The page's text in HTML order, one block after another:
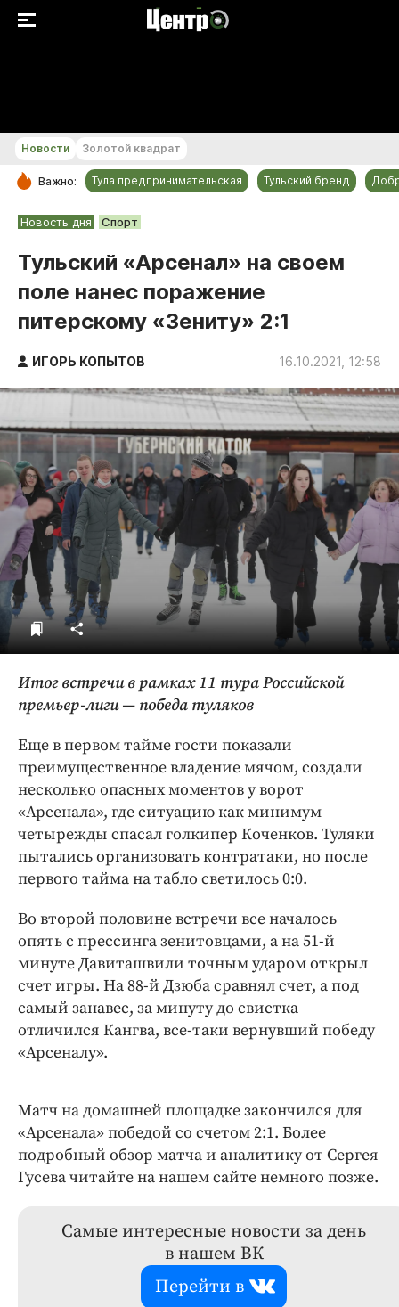
РУБРИКИ
Общество
Происшествия
Спорт
Тульский бренд
Тула предпринимательская
ДоброЦентр
Голодный шпион
Новости Золотой квадрат
Важно: Тула предпринимательская Тульский бренд
Новость дня Спорт
Тульский «Арсенал» на своем
поле нанес поражение
питерскому «Зениту» 2:1
ИГОРЬ КОПЫТОВ 16.10.2021, 12:58
Итог встречи в рамках 11 тура Российской
премьер-лиги — победа туляков
Еще в первом тайме гости показали
преимущественное владение мячом, создали
несколько опасных моментов у ворот
«Арсенала», где ситуацию как минимум
четырежды спасал голкипер Коченков. Туляки
пытались организовать контратаки, но после
первого тайма на табло светилось 0:0.
Во второй половине встречи все началось
опять с прессинга зенитовцами, а на 51-й
минуте Давиташвили точным ударом открыл
счет игры. На 88-й Дзюба сравнял счет, а под
самый занавес, за минуту до свистка
отличился Кангва, все-таки вернувший победу
«Арсеналу».
Матч на домашней площадке закончился для
«Арсенала» победой со счетом 2:1. Более
подробный обзор матча и аналитику от Сергея
Гусева читайте на нашем сайте немного позже.
Самые интересные новости за день
в нашем ВК
Перейти в